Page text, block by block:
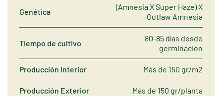
Genética
(Amnesia X Super Haze) X
Outlaw Amnesia
Tiempo de cultivo
80-85 días desde
germinación
Producción Interior Más de 150 gr/m2
Producción Exterior Más de 150 gr/planta